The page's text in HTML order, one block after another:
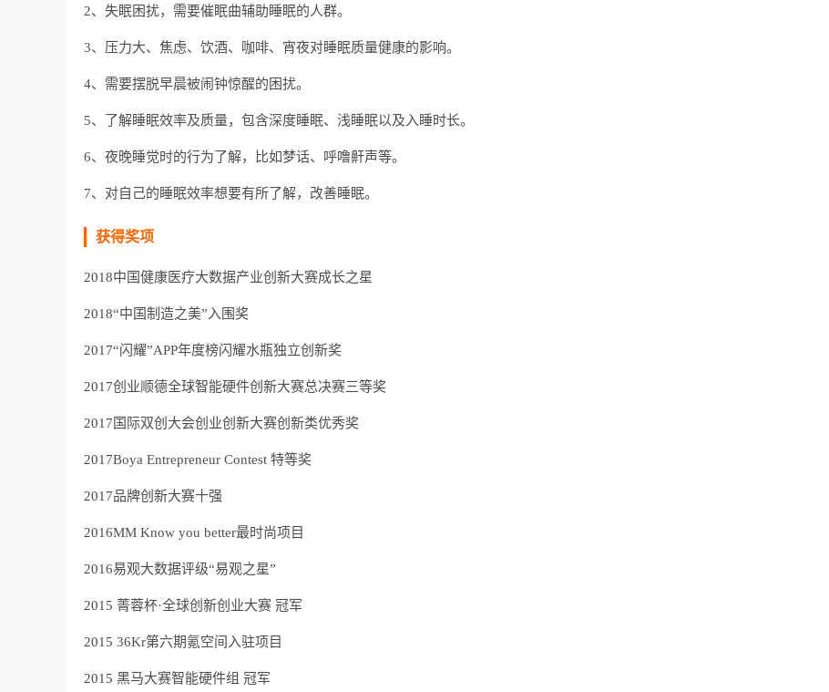
2、失眠困扰，需要催眠曲辅助睡眠的人群。
3、压力大、焦虑、饮酒、咖啡、宵夜对睡眠质量健康的影响。
4、需要摆脱早晨被闹钟惊醒的困扰。
5、了解睡眠效率及质量，包含深度睡眠、浅睡眠以及入睡时长。
6、夜晚睡觉时的行为了解，比如梦话、呼噜鼾声等。
7、对自己的睡眠效率想要有所了解，改善睡眠。
获得奖项
2018中国健康医疗大数据产业创新大赛成长之星
2018“中国制造之美”入围奖
2017“闪耀”APP年度榜闪耀水瓶独立创新奖
2017创业顺德全球智能硬件创新大赛总决赛三等奖
2017国际双创大会创业创新大赛创新类优秀奖
2017Boya Entrepreneur Contest 特等奖
2017品牌创新大赛十强
2016MM Know you better最时尚项目
2016易观大数据评级“易观之星”
2015 菁蓉杯·全球创新创业大赛 冠军
2015 36Kr第六期氪空间入驻项目
2015 黑马大赛智能硬件组 冠军